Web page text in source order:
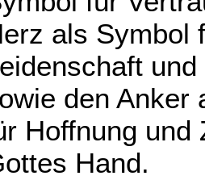
als Symbol
den Anker
Hoffnung und
Hand.